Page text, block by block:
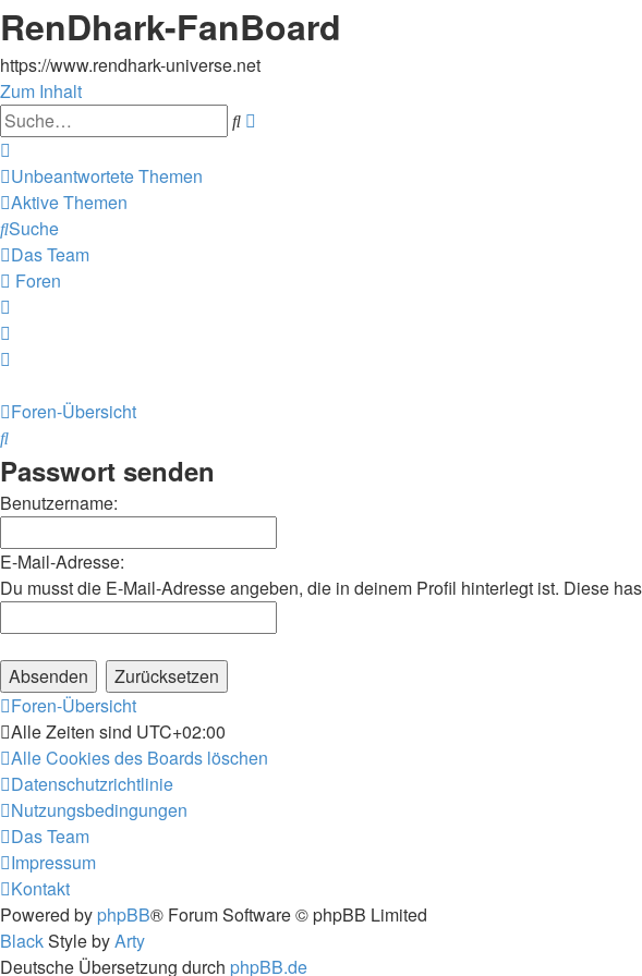
RenDhark-FanBoard
https://www.rendhark-universe.net
Zum Inhalt
Suche
Unbeantwortete Themen
Aktive Themen
Suche
Das Team
Foren
Foren-Übersicht
Suche
Passwort senden
Benutzername:
E-Mail-Adresse:
Du musst die E-Mail-Adresse angeben, die in deinem Profil hinterlegt ist. Diese
Foren-Übersicht
Alle Zeiten sind UTC+02:00
Alle Cookies des Boards löschen
Datenschutzrichtlinie
Nutzungsbedingungen
Das Team
Impressum
Kontakt
Powered by phpBB® Forum Software © phpBB Limited
BlackStyle byArty
Deutsche Übersetzung durch phpBB.de